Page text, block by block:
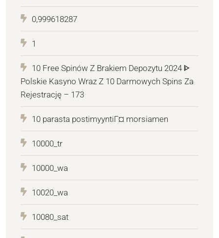
0,999618287
1
10 Free Spinów Z Brakiem Depozytu 2024 ᐈ
Polskie Kasyno Wraz Z 10 Darmowych Spins Za
Rejestrację – 173
10 parasta postimyyntiГ¤ morsiamen
10000_tr
10000_wa
10020_wa
10080_sat